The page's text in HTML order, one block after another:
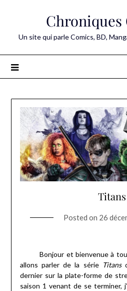
Chroniques
Un site qui parle Comics, BD,
Titans
Posted on 26
Bonjour et bienvenue à tous
allons parler de la série Titans
dernier sur la plate-forme de
saison 1 venant de se terminer,